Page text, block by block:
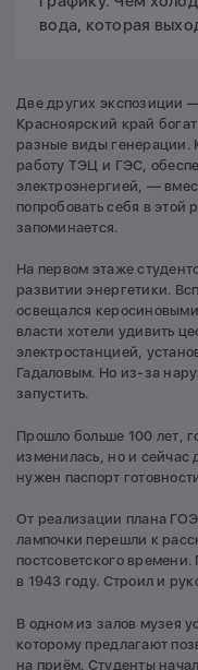
вода, которая
Две других экспозиции
Красноярский край
разные виды генерации.
работу ТЭЦ и ГЭС,
электроэнергией, —
попробовать себя в этой
запоминается.
На первом этаже
развитии энергетики.
освещался
власти хотели удивить
электростанцией,
Гадаловым. Но из-за
запустить.
Прошло больше 100 лет,
изменилась, но и
нужен паспорт
От реализации плана
лампочки перешли к
постсоветского
в 1943 году. Строил и
В одном из залов музея
которому предлагают
на приём. Студенты